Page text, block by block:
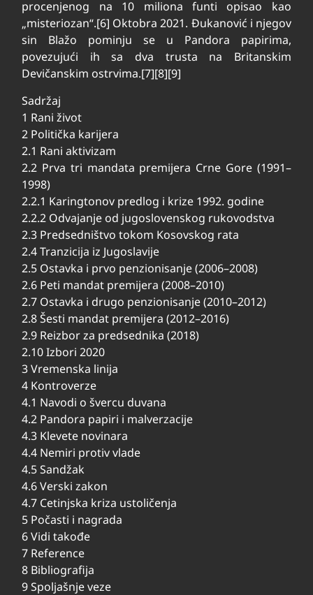
procenjenog na 10 miliona funti opisao kao
„misteriozan“.[6] Oktobra 2021. Đukanović i njegov
sin Blažo pominju se u Pandora papirima,
povezujući ih sa dva trusta na Britanskim
Devičanskim ostrvima.[7][8][9]
Sadržaj
1 Rani život
2 Politička karijera
2.1 Rani aktivizam
2.2 Prva tri mandata premijera Crne Gore (1991–
1998)
2.2.1 Karingtonov predlog i krize 1992. godine
2.2.2 Odvajanje od jugoslovenskog rukovodstva
2.3 Predsedništvo tokom Kosovskog rata
2.4 Tranzicija iz Jugoslavije
2.5 Ostavka i prvo penzionisanje (2006–2008)
2.6 Peti mandat premijera (2008–2010)
2.7 Ostavka i drugo penzionisanje (2010–2012)
2.8 Šesti mandat premijera (2012–2016)
2.9 Reizbor za predsednika (2018)
2.10 Izbori 2020
3 Vremenska linija
4 Kontroverze
4.1 Navodi o švercu duvana
4.2 Pandora papiri i malverzacije
4.3 Klevete novinara
4.4 Nemiri protiv vlade
4.5 Sandžak
4.6 Verski zakon
4.7 Cetinjska kriza ustoličenja
5 Počasti i nagrada
6 Vidi takođe
7 Reference
8 Bibliografija
9 Spoljašnje veze